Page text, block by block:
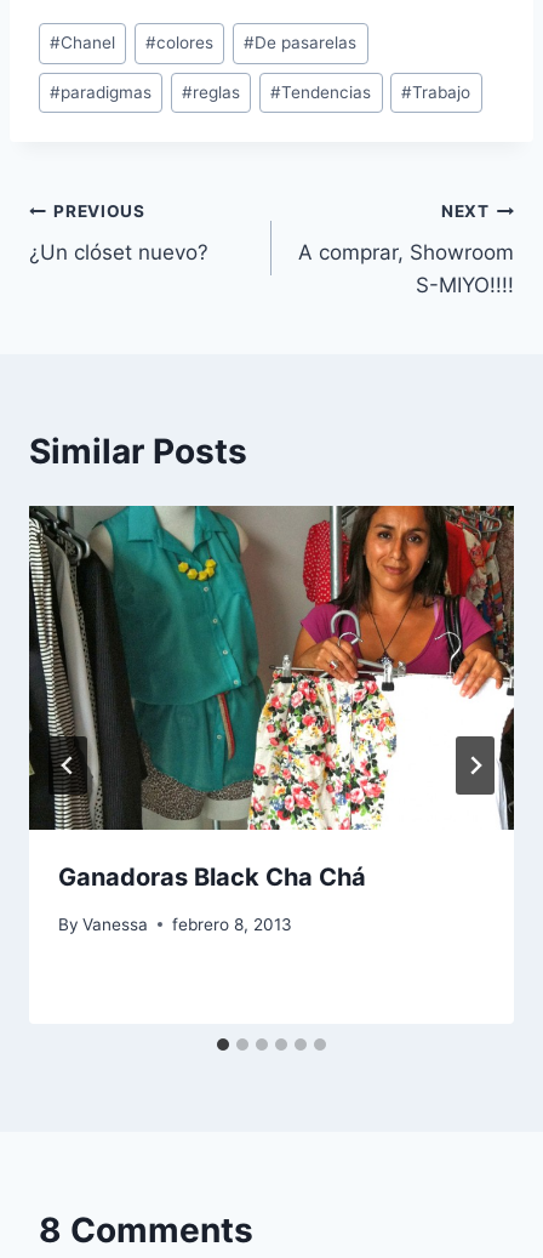
Post
Tags:
#Chanel #colores #De pasarelas
#paradigmas #reglas #Tendencias #Trabajo
Navegación
de
PREVIOUS
¿Un clóset nuevo?
NEXT
A comprar, Showroom
S-MIYO!!!!
Similar Posts
Ganadoras Black Cha Chá
By Vanessa febrero 8, 2013
8 Comments